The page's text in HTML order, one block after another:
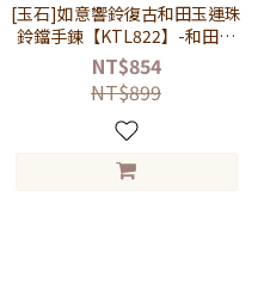
[玉石]如意響鈴復古和田玉運珠
鈴鐺手鍊【KTL822】-和田玉
手鍊
NT$854
NT$899